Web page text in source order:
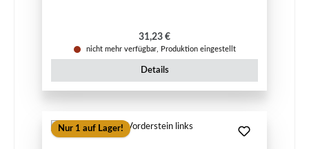
Regulärer Preis:
31,23 €
nicht mehr verfügbar, Produktion eingestellt
Details
Nur 1 auf Lager!